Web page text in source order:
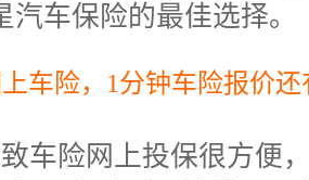
汽车保险的最佳选择。
车险，1分钟车险报价
车险网上投保很方便